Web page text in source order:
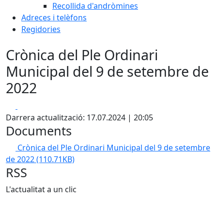
Recollida d'andròmines
Adreces i telèfons
Regidories
Crònica del Ple Ordinari
Municipal del 9 de setembre de
2022
Darrera actualització: 17.07.2024 | 20:05
Documents
Crònica del Ple Ordinari Municipal del 9 de setembre
de 2022(110.71KB)
RSS
L'actualitat a un clic